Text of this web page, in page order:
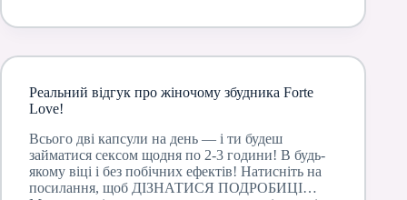
Реальний відгук про жіночому збудника Forte
Love!
Всього дві капсули на день — і ти будеш
займатися сексом щодня по 2-3 години! В будь-
якому віці і без побічних ефектів! Натисніть на
посилання, щоб ДІЗНАТИСЯ ПОДРОБИЦІ…